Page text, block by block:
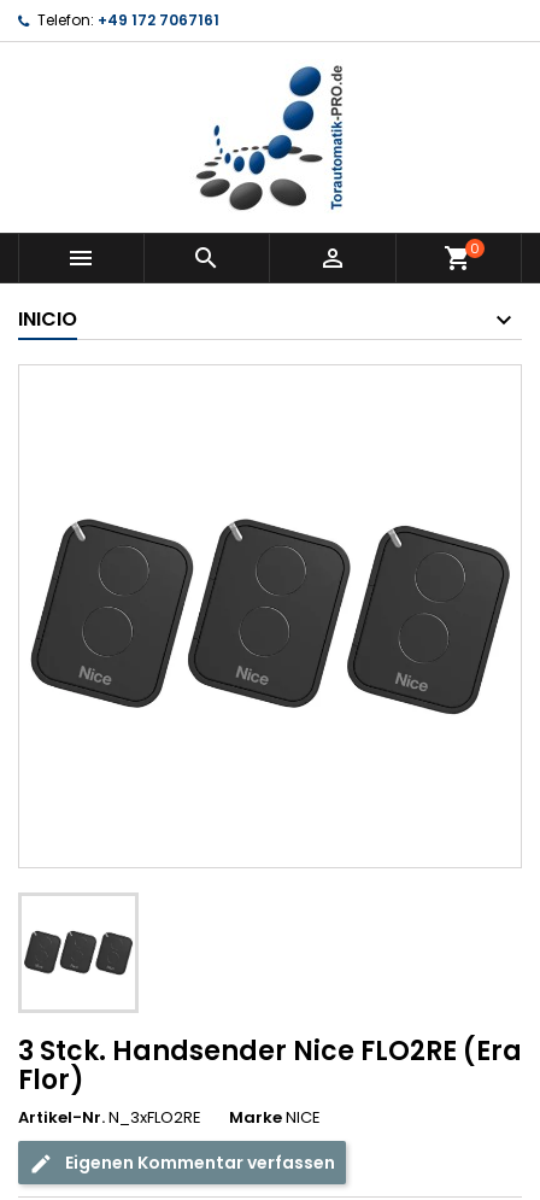
Telefon: +49 172 7067161
   shopping_cart0
INICIO
3 Stck. Handsender Nice FLO2RE (Era
Flor)
Artikel-Nr.N_3xFLO2RE MarkeNICE
Eigenen Kommentar verfassen